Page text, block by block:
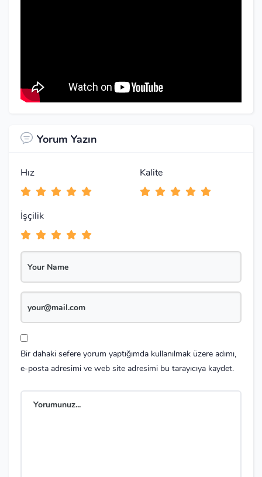
Yorum Yazın
Hız Kalite
İşçilik
Bir dahaki sefere yorum yaptığımda kullanılmak üzere adımı,
e-posta adresimi ve web site adresimi bu tarayıcıya kaydet.